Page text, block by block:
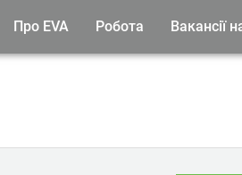
Про EVA Робота Вакансії